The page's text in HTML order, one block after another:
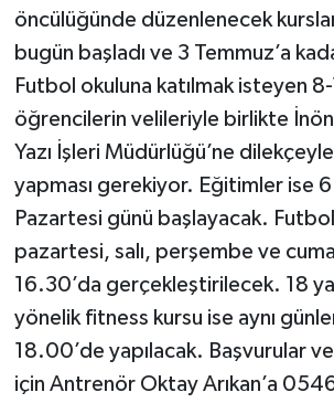
öncülüğünde düzenlenecek
bugün başladı ve 3 Temmuz’a
Futbol okuluna katılmak isteyen 8-
öğrencilerin velileriyle birlikte
Yazı İşleri Müdürlüğü’ne
yapması gerekiyor. Eğitimler ise
Pazartesi günü başlayacak.
pazartesi, salı, perşembe ve
16.30’da gerçekleştirilecek. 18
yönelik fitness kursu ise aynı
18.00’de yapılacak. Başvurular
için Antrenör Oktay Arıkan’a